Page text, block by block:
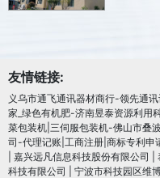
友情链接:
义乌市通飞通讯器材商行-领先通
家_绿色有机肥-济南昱泰资源利用
菜包装机|三伺服包装机-佛山市叠
司-代理记账|工商注册|商标专利申
嘉兴远凡信息科技股份有限公司
科技有限公司
宁波市科技园区维